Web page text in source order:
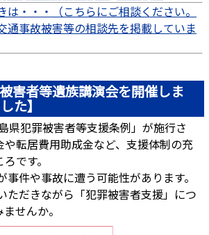
は・・・（こちらにご相談ください。
通事故被害等の相談先を掲載していま
害者等遺族講演会を開催しま
た】
県犯罪被害者等支援条例」が施行さ
転居費用助成金など、支援体制の充
です。
事件や事故に遭う可能性があります。
ただきながら「犯罪被害者支援」につ
せんか。